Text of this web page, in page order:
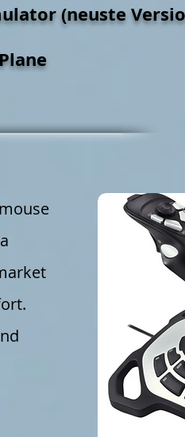
(neuste